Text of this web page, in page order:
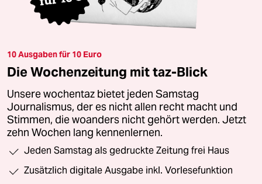
10 Ausgaben für 10 Euro
Die Wochenzeitung mit taz-Blick
Unsere wochentaz bietet jeden Samstag
Journalismus, der es nicht allen recht macht und
Stimmen, die woanders nicht gehört werden. Jetzt
zehn Wochen lang kennenlernen.
Jeden Samstag als gedruckte Zeitung frei Haus
Zusätzlich digitale Ausgabe inkl. Vorlesefunktion